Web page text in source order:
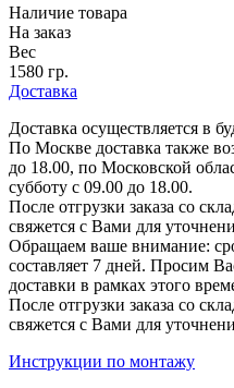
Наличие товара
На заказ
Вес
1580 гр.
Доставка
Доставка осуществляется в
По Москве доставка также
до 18.00, по Московской
субботу с 09.00 до 18.00.
После отгрузки заказа со
свяжется с Вами для
Обращаем ваше внимание:
составляет 7 дней. Просим
доставки в рамках этого
После отгрузки заказа со
свяжется с Вами для
Инструкции по монтажу